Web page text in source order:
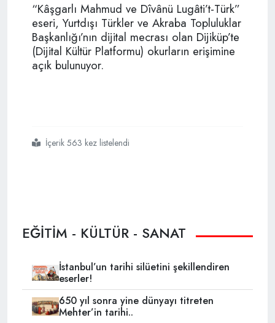
“Kâşgarlı Mahmud ve Dîvânü Lugâti’t-Türk”
eseri, Yurtdışı Türkler ve Akraba Topluluklar
Başkanlığı’nın dijital mecrası olan Dijiküp’te
(Dijital Kültür Platformu) okurların erişimine
açık bulunuyor.
#ytb
#abdullah eren
#dîvânü lugâti
#
#
#kâşgarlı mahmud
İçerik 563 kez listelendi
EĞİTİM - KÜLTÜR - SANAT
İstanbul’un tarihi silüetini şekillendiren
eserler!
650 yıl sonra yine dünyayı titreten
Mehter’in tarihi..